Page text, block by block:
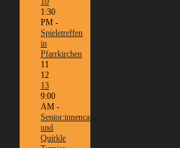
1:30
PM -
Spieletreffen
in
Pfarrkirchen
11
12
13
9:00
AM -
Senior:innencafé
und
Quirkle